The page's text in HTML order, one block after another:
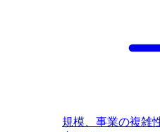
規模、事業の複雑